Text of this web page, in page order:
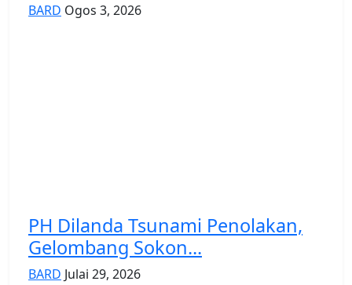
BARD Ogos 3, 2026
PH Dilanda Tsunami Penolakan,
Gelombang Sokon...
BARD Julai 29, 2026